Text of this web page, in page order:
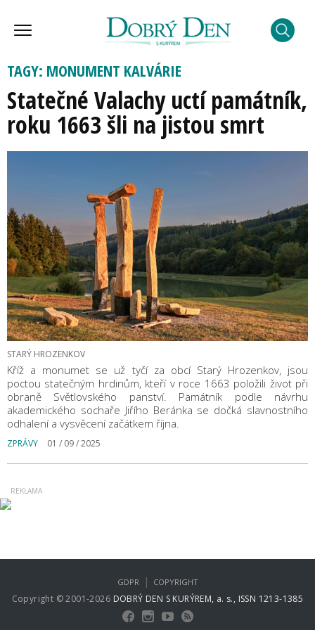
TAGY: MONUMENT KALVÁRIE
Statečné Valachy uctí památník,
roku 1663 šli na jistou smrt
STARÝ HROZENKOV
Kříž a monumet se už tyčí za obcí Starý Hrozenkov, jsou
poctou statečným hrdinům, kteří v roce 1663 položili život při
obraně Světlovského panství. Památník podle návrhu
akademického sochaře Jiřího Beránka se dočká slavnostního
odhalení a vysvěcení začátkem října.
ZPRÁVY 01 / 09 / 2025
Copyright © 2001-2026 DOBRÝ DEN S KURÝREM, a. s., ISSN 1213-1385
GDPR | COPYRIGHT